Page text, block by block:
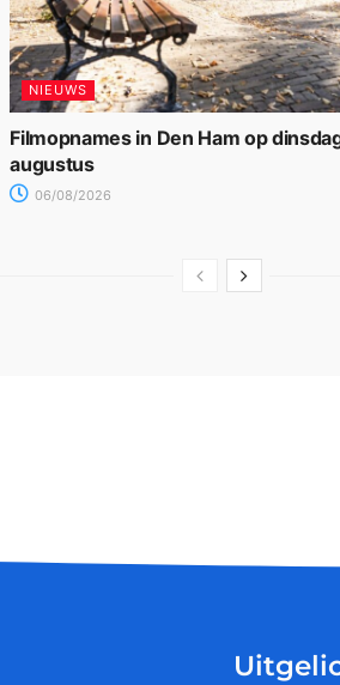
NIEUWS
Filmopnames in Den Ham op
augustus
06/08/2026